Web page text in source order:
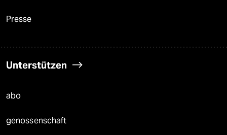
Presse
Unterstützen
abo
genossenschaft